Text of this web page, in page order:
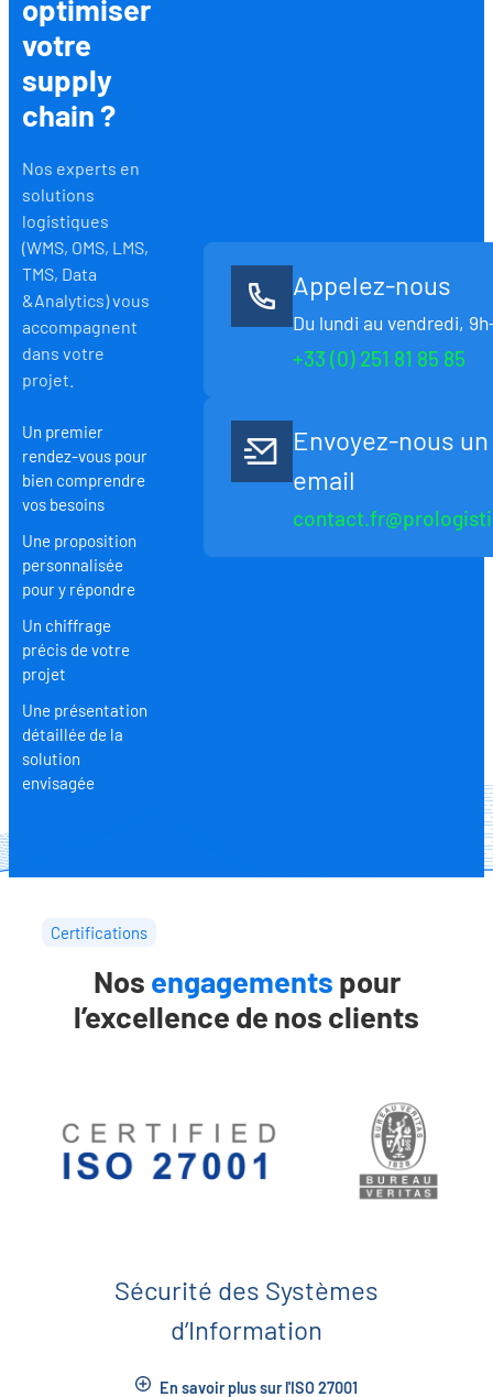
optimiser
votre
supply
chain ?
Nos experts en
solutions
logistiques
(WMS, OMS, LMS,
TMS, Data
&Analytics) vous
accompagnent
dans votre
projet.
Un premier
rendez-vous pour
bien comprendre
vos besoins
Une proposition
personnalisée
pour y répondre
Un chiffrage
précis de votre
projet
Une présentation
détaillée de la
solution
envisagée
Appelez-nous
Du lundi au vendredi,
+33 (0) 251 81 85 85
Envoyez-nous un
email
Certifications
Nos engagements pour
l’excellence de nos clients
Sécurité des Systèmes
d’Information
En savoir plus sur l'ISO 27001